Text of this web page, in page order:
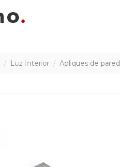
Luz Interior Apliques de pared